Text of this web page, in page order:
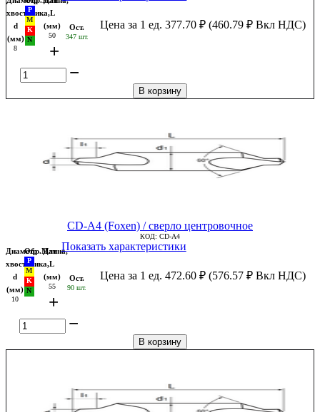
хвостовика,
d
(мм)
8
L
(мм)
50
Ост.
347 шт.
Цена за 1 ед. 377.70 ₽ (460.79 ₽ Вкл НДС)
+
−
В корзину
CD-A4 (Foxen) / сверло центровочное
КОД: CD-A4
Диаметр
хвостовика,
d
(мм)
10
Обр.МатДлина,
L
(мм)
55
Показать характеристики
Ост.
90 шт.
Цена за 1 ед. 472.60 ₽ (576.57 ₽ Вкл НДС)
+
−
В корзину